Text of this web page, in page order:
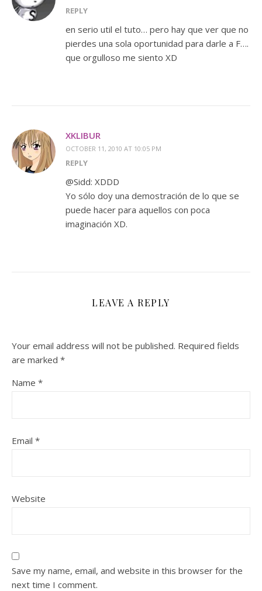
REPLY
en serio util el tuto… pero hay que ver que no
pierdes una sola oportunidad para darle a F….
que orgulloso me siento XD
XKLIBUR
OCTOBER 11, 2010 AT 10:05 PM
REPLY
@Sidd: XDDD
Yo sólo doy una demostración de lo que se
puede hacer para aquellos con poca
imaginación XD.
LEAVE A REPLY
Your email address will not be published. Required fields
are marked *
Name *
Email *
Website
Save my name, email, and website in this browser for the
next time I comment.